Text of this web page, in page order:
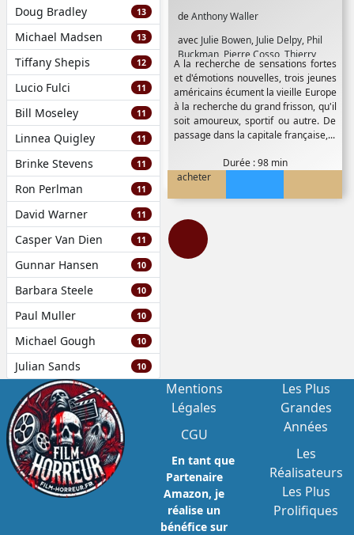
Doug Bradley 13
Michael Madsen 13
Tiffany Shepis 12
Lucio Fulci 11
Bill Moseley 11
Linnea Quigley 11
Brinke Stevens 11
Ron Perlman 11
David Warner 11
Casper Van Dien 11
Gunnar Hansen 10
Barbara Steele 10
Paul Muller 10
Michael Gough 10
Julian Sands 10
deAnthony Waller
avec Julie Bowen, Julie Delpy, Phil
Buckman, Pierre Cosso, Thierry
Lhermitte,Tom Everett Scott, Tom
Novembre,Vince Vieluf
A la recherche de sensations fortes
et d'émotions nouvelles, trois jeunes
américains écument la vieille Europe
à la recherche du grand frisson, qu'il
soit amoureux, sportif ou autre. De
passage dans la capitale française,...
Durée : 98 min
acheter
Mentions
Légales
CGU
En tant que
Partenaire
Amazon, je
réalise un
bénéfice sur
Les Plus
Grandes
Années
Les
Réalisateurs
Les Plus
Prolifiques